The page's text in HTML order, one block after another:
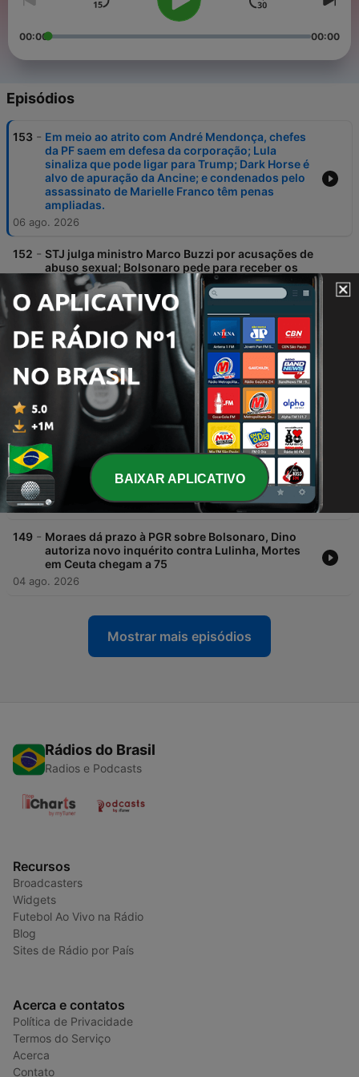
00:00 00:00
Episódios
153 - Em meio ao atrito com André Mendonça, chefes
da PF saem em defesa da corporação; Lula
sinaliza que pode ligar para Trump; Dark Horse é
alvo de apuração da Ancine; e condenados pelo
assassinato de Marielle Franco têm penas
ampliadas.
06 ago. 2026
152 - STJ julga ministro Marco Buzzi por acusações de
abuso sexual; Bolsonaro pede para receber os
filhos no Dia dos Pais; e Banco Central reduz a
taxa de juros.
06 ago. 2026
151 - Flávio Bolsonaro anuncia Alfredo Gaspar como
vice, Marcola deixa a campanha de Lula,
presidente diz não aceitar ingerência estrangeira
nas eleições e Lula e Alcolumbre se reúnem após
meses sem conversar.
05 ago. 2026
150 - Sai nova pesquisa Quaest, termina prazo para as
convenções partidárias, mais uma crise
diplomática entre Brasil e Estados Unidos e
Banco Central anuncia hoje nova Selic.
05 ago. 2026
149 - Moraes dá prazo à PGR sobre Bolsonaro, Dino
autoriza novo inquérito contra Lulinha, Mortes
em Ceuta chegam a 75
04 ago. 2026
Mostrar mais episódios
Rádios do Brasil
Radios e Podcasts
Recursos
Broadcasters
Widgets
Futebol Ao Vivo na Rádio
Blog
Sites de Rádio por País
Acerca e contatos
Política de Privacidade
Termos do Serviço
Acerca
Contato
BAIXAR APLICATIVO